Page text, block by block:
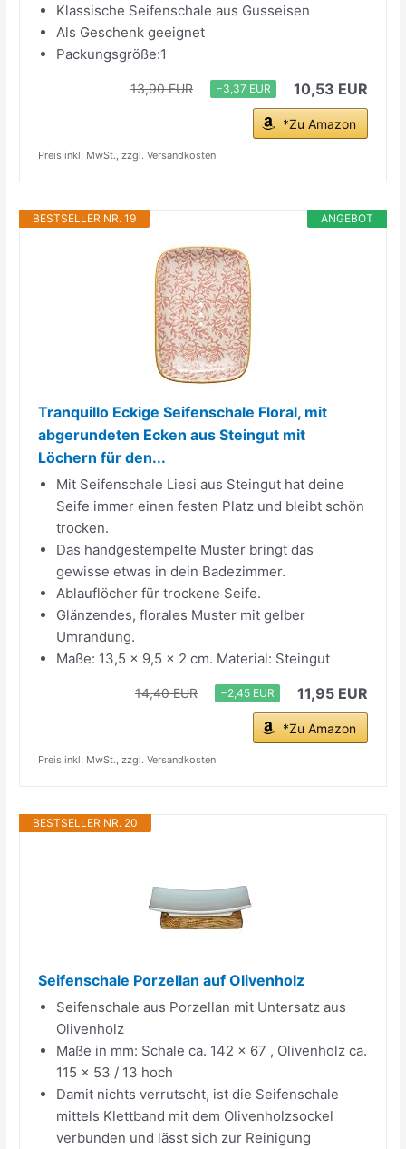
Klassische Seifenschale aus Gusseisen
Als Geschenk geeignet
Packungsgröße:1
13,90 EUR −3,37 EUR 10,53 EUR
*Zu Amazon
Preis inkl. MwSt., zzgl. Versandkosten
ANGEBOT
BESTSELLER NR. 19
Tranquillo Eckige Seifenschale Floral, mit
abgerundeten Ecken aus Steingut mit
Löchern für den...
Mit Seifenschale Liesi aus Steingut hat deine
Seife immer einen festen Platz und bleibt schön
trocken.
Das handgestempelte Muster bringt das
gewisse etwas in dein Badezimmer.
Ablauflöcher für trockene Seife.
Glänzendes, florales Muster mit gelber
Umrandung.
Maße: 13,5 x 9,5 x 2 cm. Material: Steingut
14,40 EUR −2,45 EUR 11,95 EUR
*Zu Amazon
Preis inkl. MwSt., zzgl. Versandkosten
BESTSELLER NR. 20
Seifenschale Porzellan auf Olivenholz
Seifenschale aus Porzellan mit Untersatz aus
Olivenholz
Maße in mm: Schale ca. 142 x 67 , Olivenholz ca.
115 x 53 / 13 hoch
Damit nichts verrutscht, ist die Seifenschale
mittels Klettband mit dem Olivenholzsockel
verbunden und lässt sich zur Reinigung